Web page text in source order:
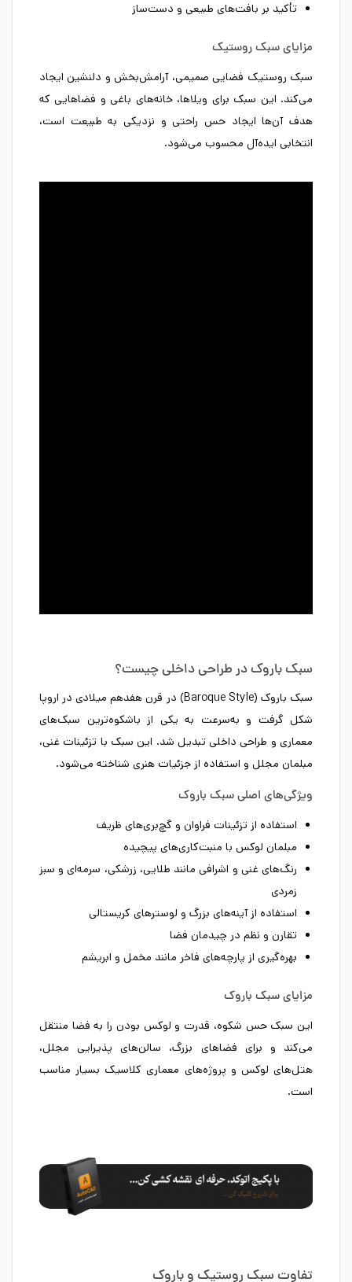
تأکید بر بافت‌های طبیعی و دست‌ساز
مزایای سبک روستیک
سبک روستیک فضایی صمیمی، آرامش‌بخش و دلنشین ایجاد
می‌کند. این سبک برای ویلاها، خانه‌های باغی و فضاهایی که
هدف آن‌ها ایجاد حس راحتی و نزدیکی به طبیعت است،
انتخابی ایده‌آل محسوب می‌شود.
سبک باروک در طراحی داخلی چیست؟
سبک باروک (Baroque Style) در قرن هفدهم میلادی در اروپا
شکل گرفت و به‌سرعت به یکی از باشکوه‌ترین سبک‌های
معماری و طراحی داخلی تبدیل شد. این سبک با تزئینات غنی،
مبلمان مجلل و استفاده از جزئیات هنری شناخته می‌شود.
ویژگی‌های اصلی سبک باروک
استفاده از تزئینات فراوان و گچ‌بری‌های ظریف
مبلمان لوکس با منبت‌کاری‌های پیچیده
رنگ‌های غنی و اشرافی مانند طلایی، زرشکی، سرمه‌ای و سبز
زمردی
استفاده از آینه‌های بزرگ و لوسترهای کریستالی
تقارن و نظم در چیدمان فضا
بهره‌گیری از پارچه‌های فاخر مانند مخمل و ابریشم
مزایای سبک باروک
این سبک حس شکوه، قدرت و لوکس بودن را به فضا منتقل
می‌کند و برای فضاهای بزرگ، سالن‌های پذیرایی مجلل،
هتل‌های لوکس و پروژه‌های معماری کلاسیک بسیار مناسب
است.
تفاوت سبک روستیک و باروک